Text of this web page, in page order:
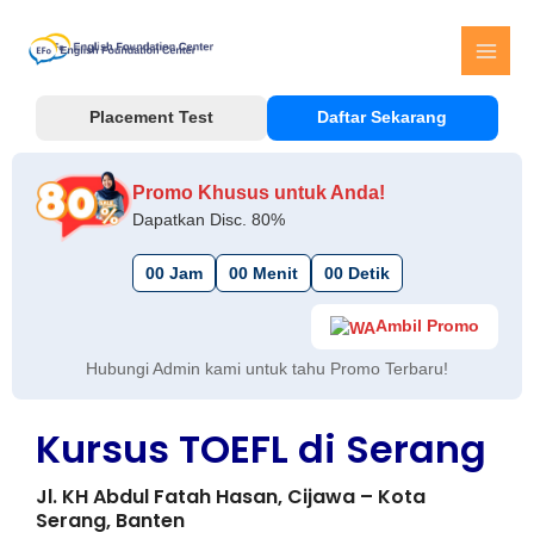
content
Placement Test Daftar Sekarang
Promo Khusus untuk Anda!
Dapatkan Disc. 80%
00Jam 00Menit 00Detik
Ambil Promo
Hubungi Admin kami untuk tahu Promo Terbaru!
Kursus TOEFL di Serang
Jl. KH Abdul Fatah Hasan, Cijawa – Kota
Serang, Banten